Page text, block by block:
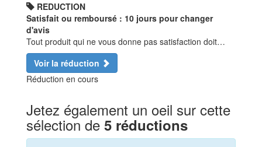
REDUCTION
Satisfait ou remboursé : 10 jours pour changer
d'avis
Tout produit qui ne vous donne pas satisfaction doit…
Voir la réduction
Réduction en cours
Jetez également un oeil sur cette
sélection de 5 réductions